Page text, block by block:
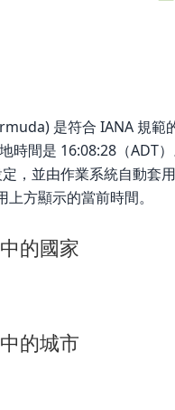
是符合 IANA 規範
間是 16:08:28（ADT
，並由作業系統自動
上方顯示的當前時間。
的國家
的城市